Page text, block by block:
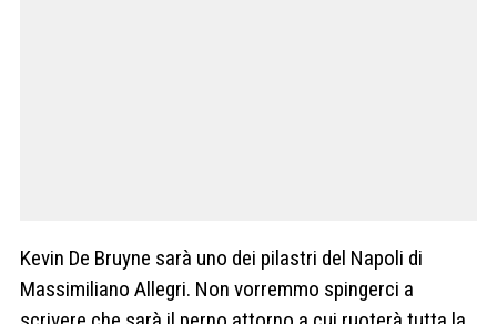
Kevin De Bruyne sarà uno dei pilastri del Napoli di
Massimiliano Allegri. Non vorremmo spingerci a